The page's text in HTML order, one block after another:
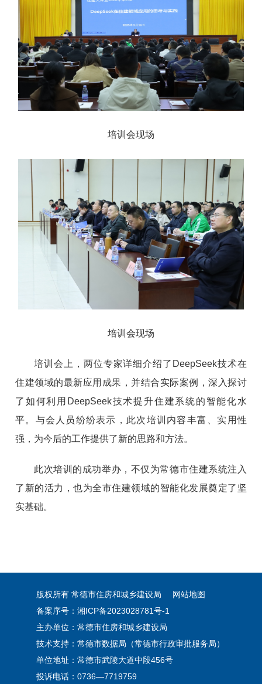
培训会现场
培训会现场
培训会上，两位专家详细介绍了DeepSeek技术在
住建领域的最新应用成果，并结合实际案例，深入探讨
了如何利用DeepSeek技术提升住建系统的智能化水
平。与会人员纷纷表示，此次培训内容丰富、实用性
强，为今后的工作提供了新的思路和方法。
此次培训的成功举办，不仅为常德市住建系统注入
了新的活力，也为全市住建领域的智能化发展奠定了坚
实基础。
版权所有 常德市住房和城乡建设局
网站地图
备案序号：湘ICP备2023028781号-1
主办单位：常德市住房和城乡建设局
技术支持：常德市数据局（常德市行政审批服务局）
单位地址：常德市武陵大道中段456号
投诉电话：0736—7719759